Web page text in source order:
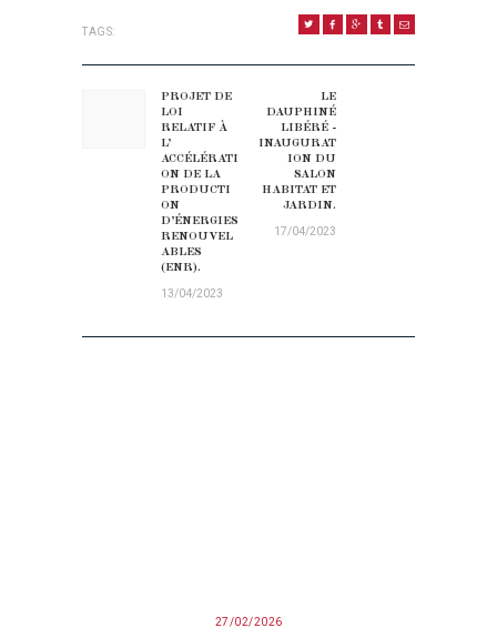
TAGS:
Previous post:
PROJET DE
LOI
RELATIF À
L’
ACCÉLÉRATI
ON DE LA
PRODUCTI
ON
D’ÉNERGIES
RENOUVEL
ABLES
(ENR).
13/04/2023
Next post:
LE
DAUPHINÉ
LIBÉRÉ -
INAUGURAT
ION DU
SALON
HABITAT ET
JARDIN.
17/04/2023
27/02/2026